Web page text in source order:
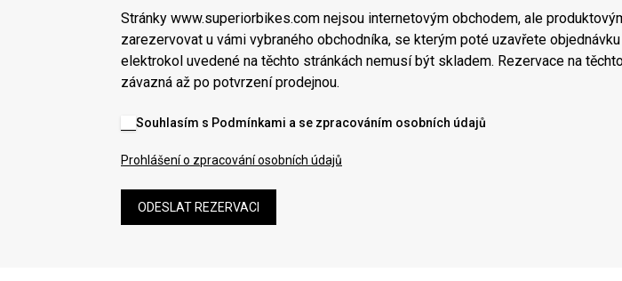
Stránky www.superiorbikes.com nejsou internetovým obchodem, ale
zarezervovat u vámi vybraného obchodníka, se kterým poté uzavřete
elektrokol uvedené na těchto stránkách nemusí být skladem. Rezervace na
závazná až po potvrzení prodejnou.
Souhlasím s Podmínkami a se zpracováním osobních údajů
Prohlášení o zpracování osobních údajů
ODESLAT REZERVACI